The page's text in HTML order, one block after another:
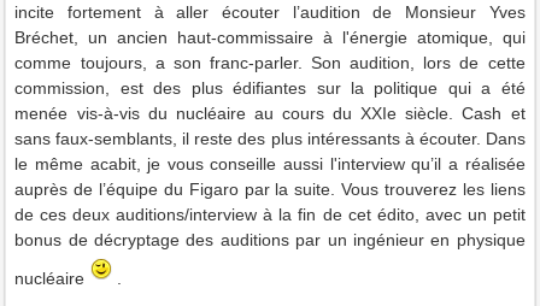
incite fortement à aller écouter l’audition de Monsieur Yves
Bréchet, un ancien haut-commissaire à l'énergie atomique, qui
comme toujours, a son franc-parler. Son audition, lors de cette
commission, est des plus édifiantes sur la politique qui a été
menée vis-à-vis du nucléaire au cours du XXIe siècle. Cash et
sans faux-semblants, il reste des plus intéressants à écouter. Dans
le même acabit, je vous conseille aussi l'interview qu’il a réalisée
auprès de l’équipe du Figaro par la suite. Vous trouverez les liens
de ces deux auditions/interview à la fin de cet édito, avec un petit
bonus de décryptage des auditions par un ingénieur en physique
nucléaire